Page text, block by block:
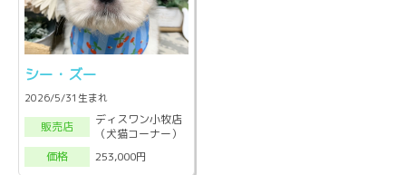
シー・ズー
2026/5/31生まれ
販売店
ディスワン小牧店
（犬猫コーナー）
価格
253,000円